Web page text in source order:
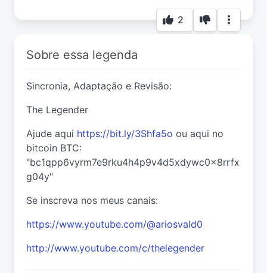
2
Sobre essa legenda
Sincronia, Adaptação e Revisão:
The Legender
Ajude aqui https://bit.ly/3Shfa5o ou aqui no
bitcoin BTC:
"bc1qpp6vyrm7e9rku4h4p9v4d5xdywc0x8rrfx
g04y"
Se inscreva nos meus canais:
https://www.youtube.com/@ariosvald0
http://www.youtube.com/c/thelegender